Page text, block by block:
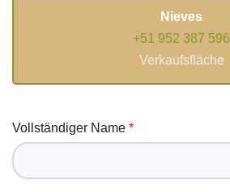
Nieves
+51 952 387 596
Verkaufsfläche
Vollständiger Name